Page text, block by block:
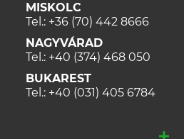
MISKOLC
Tel.: +36 (70) 442 8666
NAGYVÁRAD
Tel.: +40 (374) 468 050
BUKAREST
Tel.: +40 (031) 405 6784